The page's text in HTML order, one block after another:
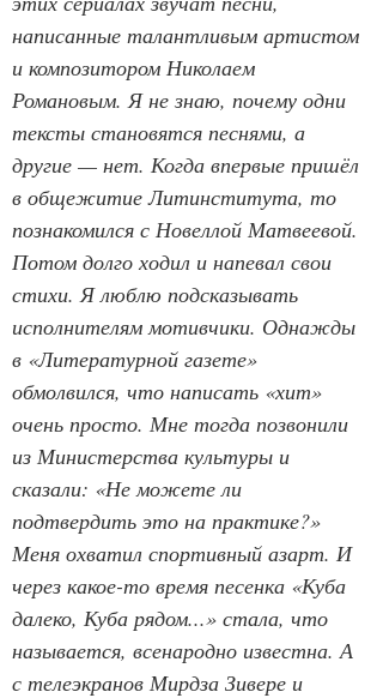
написанные талантливым артистом
и композитором Николаем
Романовым. Я не знаю, почему одни
тексты становятся песнями, а
другие — нет. Когда впервые пришёл
в общежитие Литинститута, то
познакомился с Новеллой Матвеевой.
Потом долго ходил и напевал свои
стихи. Я люблю подсказывать
исполнителям мотивчики. Однажды
в «Литературной газете»
обмолвился, что написать «хит»
очень просто. Мне тогда позвонили
из Министерства культуры и
сказали: «Не можете ли
подтвердить это на практике?»
Меня охватил спортивный азарт. И
через какое-то время песенка «Куба
далеко, Куба рядом...» стала, что
называется, всенародно известна. А
с телеэкранов Мирдза Зивере и